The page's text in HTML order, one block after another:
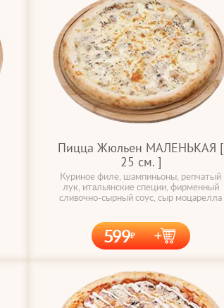
Пицца Жюльен МАЛЕНЬКАЯ [
25 cм. ]
Куриное филе, шампиньоны, репчатый
лук, итальянские специи, фирменный
сливочно-сырный соус, сыр моцарелла
599